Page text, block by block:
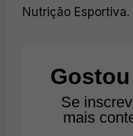
Nutrição Esportiva.
Se
mais